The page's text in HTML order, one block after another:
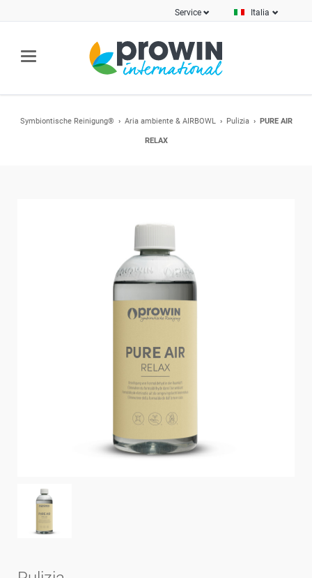
Italia
Service
Symbiontische Reinigung® Aria ambiente & AIRBOWL Pulizia PURE AIR
RELAX